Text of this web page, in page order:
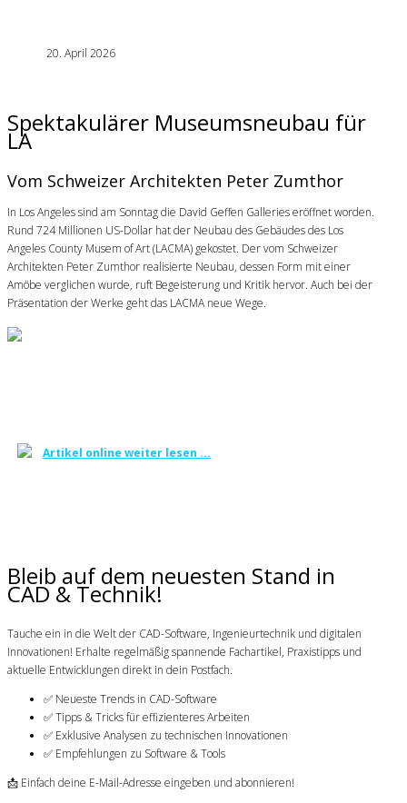
20. April 2026
Spektakulärer Museumsneubau für
LA
Vom Schweizer Architekten Peter Zumthor
In Los Angeles sind am Sonntag die David Geffen Galleries eröffnet worden.
Rund 724 Millionen US-Dollar hat der Neubau des Gebäudes des Los
Angeles County Musem of Art (LACMA) gekostet. Der vom Schweizer
Architekten Peter Zumthor realisierte Neubau, dessen Form mit einer
Amöbe verglichen wurde, ruft Begeisterung und Kritik hervor. Auch bei der
Präsentation der Werke geht das LACMA neue Wege.
Artikel online weiter lesen ...
Bleib auf dem neuesten Stand in
CAD & Technik!
Tauche ein in die Welt der CAD-Software, Ingenieurtechnik und digitalen
Innovationen! Erhalte regelmäßig spannende Fachartikel, Praxistipps und
aktuelle Entwicklungen direkt in dein Postfach.
✅ Neueste Trends in CAD-Software
✅ Tipps & Tricks für effizienteres Arbeiten
✅ Exklusive Analysen zu technischen Innovationen
✅ Empfehlungen zu Software & Tools
📩 Einfach deine E-Mail-Adresse eingeben und abonnieren!